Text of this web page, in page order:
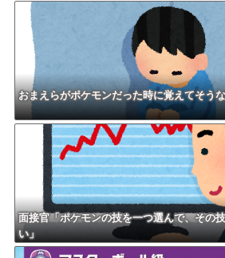
おまえらがポケモンだった時に覚えてそう
面接官「ポケモンの技を一つ選んで、その
い」